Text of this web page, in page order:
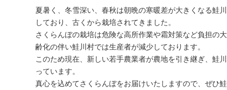
夏暑く、冬雪深い、春秋は朝晩の寒暖差が大きくなる鮭
しており、古くから栽培されてきました。
さくらんぼの栽培は危険な高所作業や霜対策など負担の
齢化の伴い鮭川村では生産者が減少しております。
このため現在、新しい若手農業者が農地を引き継ぎ、鮭
っています。
真心を込めてさくらんぼをお届けいたしますので、ぜひ